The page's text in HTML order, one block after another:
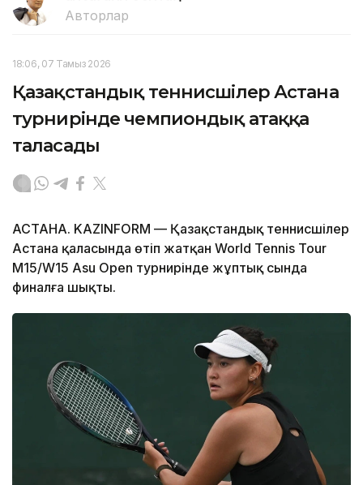
Авторлар
18:06, 07 Тамыз 2026
Қазақстандық теннисшілер Астана
турнирінде чемпиондық атаққа
таласады
АСТАНА. KAZINFORM — Қазақстандық теннисшілер
Астана қаласында өтіп жатқан World Tennis Tour
M15/W15 Asu Open турнирінде жұптық сында
финалға шықты.